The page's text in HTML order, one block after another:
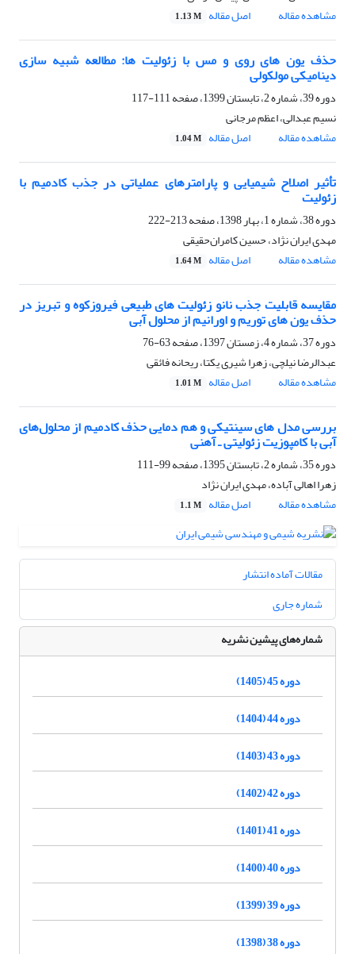
مشاهده مقاله
اصل مقاله 1.13 M
حذف یون های روی و مس با زئولیت ها: مطالعه شبیه سازی
دینامیکی مولکولی
دوره 39، شماره 2، تابستان 1399، صفحه
111-117
نسیم عبدالی، اعظم مرجانی
مشاهده مقاله
اصل مقاله 1.04 M
تأثیر اصلاح شیمیایی و پارامترهای عملیاتی در جذب کادمیم با
زئولیت
دوره 38، شماره 1، بهار 1398، صفحه
213-222
مهدی ایران نژاد، حسین‌ کامران‌حقیقی
مشاهده مقاله
اصل مقاله 1.64 M
مقایسه قابلیت جذب نانو زئولیت های طبیعی فیروزکوه و تبریز در
حذف یون های توریم و اورانیم از محلول آبی
دوره 37، شماره 4، زمستان 1397، صفحه
63-76
عبدالرضا نیلچی، زهرا شیری یکتا، ریحانه فائقی
مشاهده مقاله
اصل مقاله 1.01 M
بررسی مدل های سینتیکی و هم دمایی حذف کادمیم از محلول‌های
آبی با کامپوزیت زئولیتی ـ آهنی
دوره 35، شماره 2، تابستان 1395، صفحه
99-111
زهرا اهالی آباده، مهدی ایران نژاد
مشاهده مقاله
اصل مقاله 1.1 M
مقالات آماده انتشار
شماره جاری
شماره‌های پیشین نشریه
دوره 45 (1405)
دوره 44 (1404)
دوره 43 (1403)
دوره 42 (1402)
دوره 41 (1401)
دوره 40 (1400)
دوره 39 (1399)
دوره 38 (1398)